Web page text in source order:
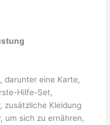
darunter eine Karte,
Hilfe-Set,
zusätzliche Kleidung
um sich zu ernähren,